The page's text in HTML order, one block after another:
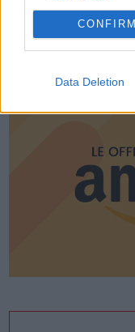
CONFIRM
Data Deletion